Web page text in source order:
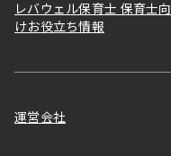
レバウェル保育士 保育士向
けお役立ち情報
運営会社